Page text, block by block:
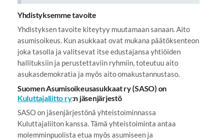
Yhdistyksemme tavoite
Yhdistyksen tavoite kiteytyy muutamaan sanaan. Aito
asumisoikeus. Kun asukkaat ovat mukana päätöksenteon
joka tasolla ja valitsevat itse edustajansa yhtiöiden
hallituksiin ja perustettaviin ryhmiin, toteutuu aito
asukasdemokratia ja myös aito omakustannustaso.
Suomen Asumisoikeusasukkaat ry (SASO) on
Kuluttajaliitto ry:n jäsenjärjestö
SASO on jäsenjärjestönä yhteistoiminnassa
Kuluttajaliiton kanssa. Tämä yhteistoiminta antaa
molemminpuolista etua myös asumiseen ja